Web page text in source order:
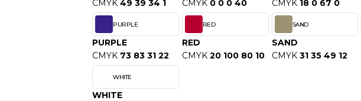
S
SANS ETIQUETTE
CMYK 49 39 34 1
CMYK 0 0 0 40
CMYK 18 0 67 0
PURPLE
PURPLE
CMYK 73 83 31 22
RED
RED
CMYK 20 100 80 10
SAND
SAND
CMYK 31 35 49 12
WHITE
WHITE